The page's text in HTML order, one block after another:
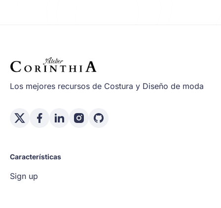
Los mejores recursos de Costura y Diseño de moda
Características
Sign up